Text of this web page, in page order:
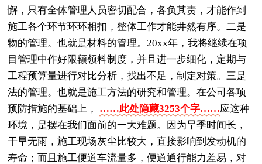
懈，只有全体管理人员密切配合，各负其责，才能作到
施工各个环节环环相扣，整体工作才能井然有序。二是
物的管理。也就是材料的管理。20xx年，我将继续在项
目管理中作好限额领料制度，并且进一步细化，定期与
工程预算量进行对比分析，找出不足，制定对策。三是
法的管理。也就是施工方法的研究和管理。在公司各项
预防措施的基础上， ……此处隐藏3253个字……应这种
环境，是摆在我们面前的一大难题。因为旱季时间长，
干旱无雨，施工现场灰尘比较大，直接影响到发动机的
寿命；而且施工便道车流量多，便道通行能力差易，对